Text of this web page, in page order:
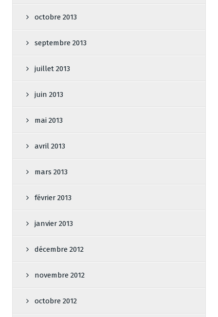
octobre 2013
septembre 2013
juillet 2013
juin 2013
mai 2013
avril 2013
mars 2013
février 2013
janvier 2013
décembre 2012
novembre 2012
octobre 2012